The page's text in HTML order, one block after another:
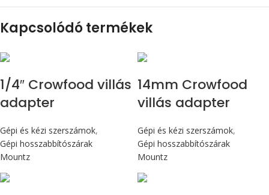
Kapcsolódó termékek
1/4″ Crowfood villás
adapter
Gépi és kézi szerszámok,
Gépi hosszabbítószárak
Mountz
14mm Crowfood
villás adapter
Gépi és kézi szerszámok,
Gépi hosszabbítószárak
Mountz